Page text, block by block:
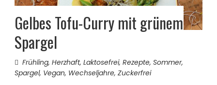
Gelbes Tofu-Curry mit grünem
Spargel
Frühling, Herzhaft, Laktosefrei, Rezepte, Sommer,
Spargel, Vegan, Wechseljahre, Zuckerfrei